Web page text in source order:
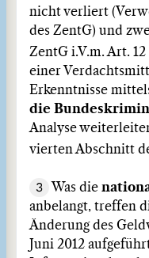
nicht verliert
des ZentG) und
ZentG i.V.m. Art.
einer
Erkenntnisse
die
Analyse
vierten Abschnitt
3 Was die
anbelangt, treffen
Änderung des
Juni 2012